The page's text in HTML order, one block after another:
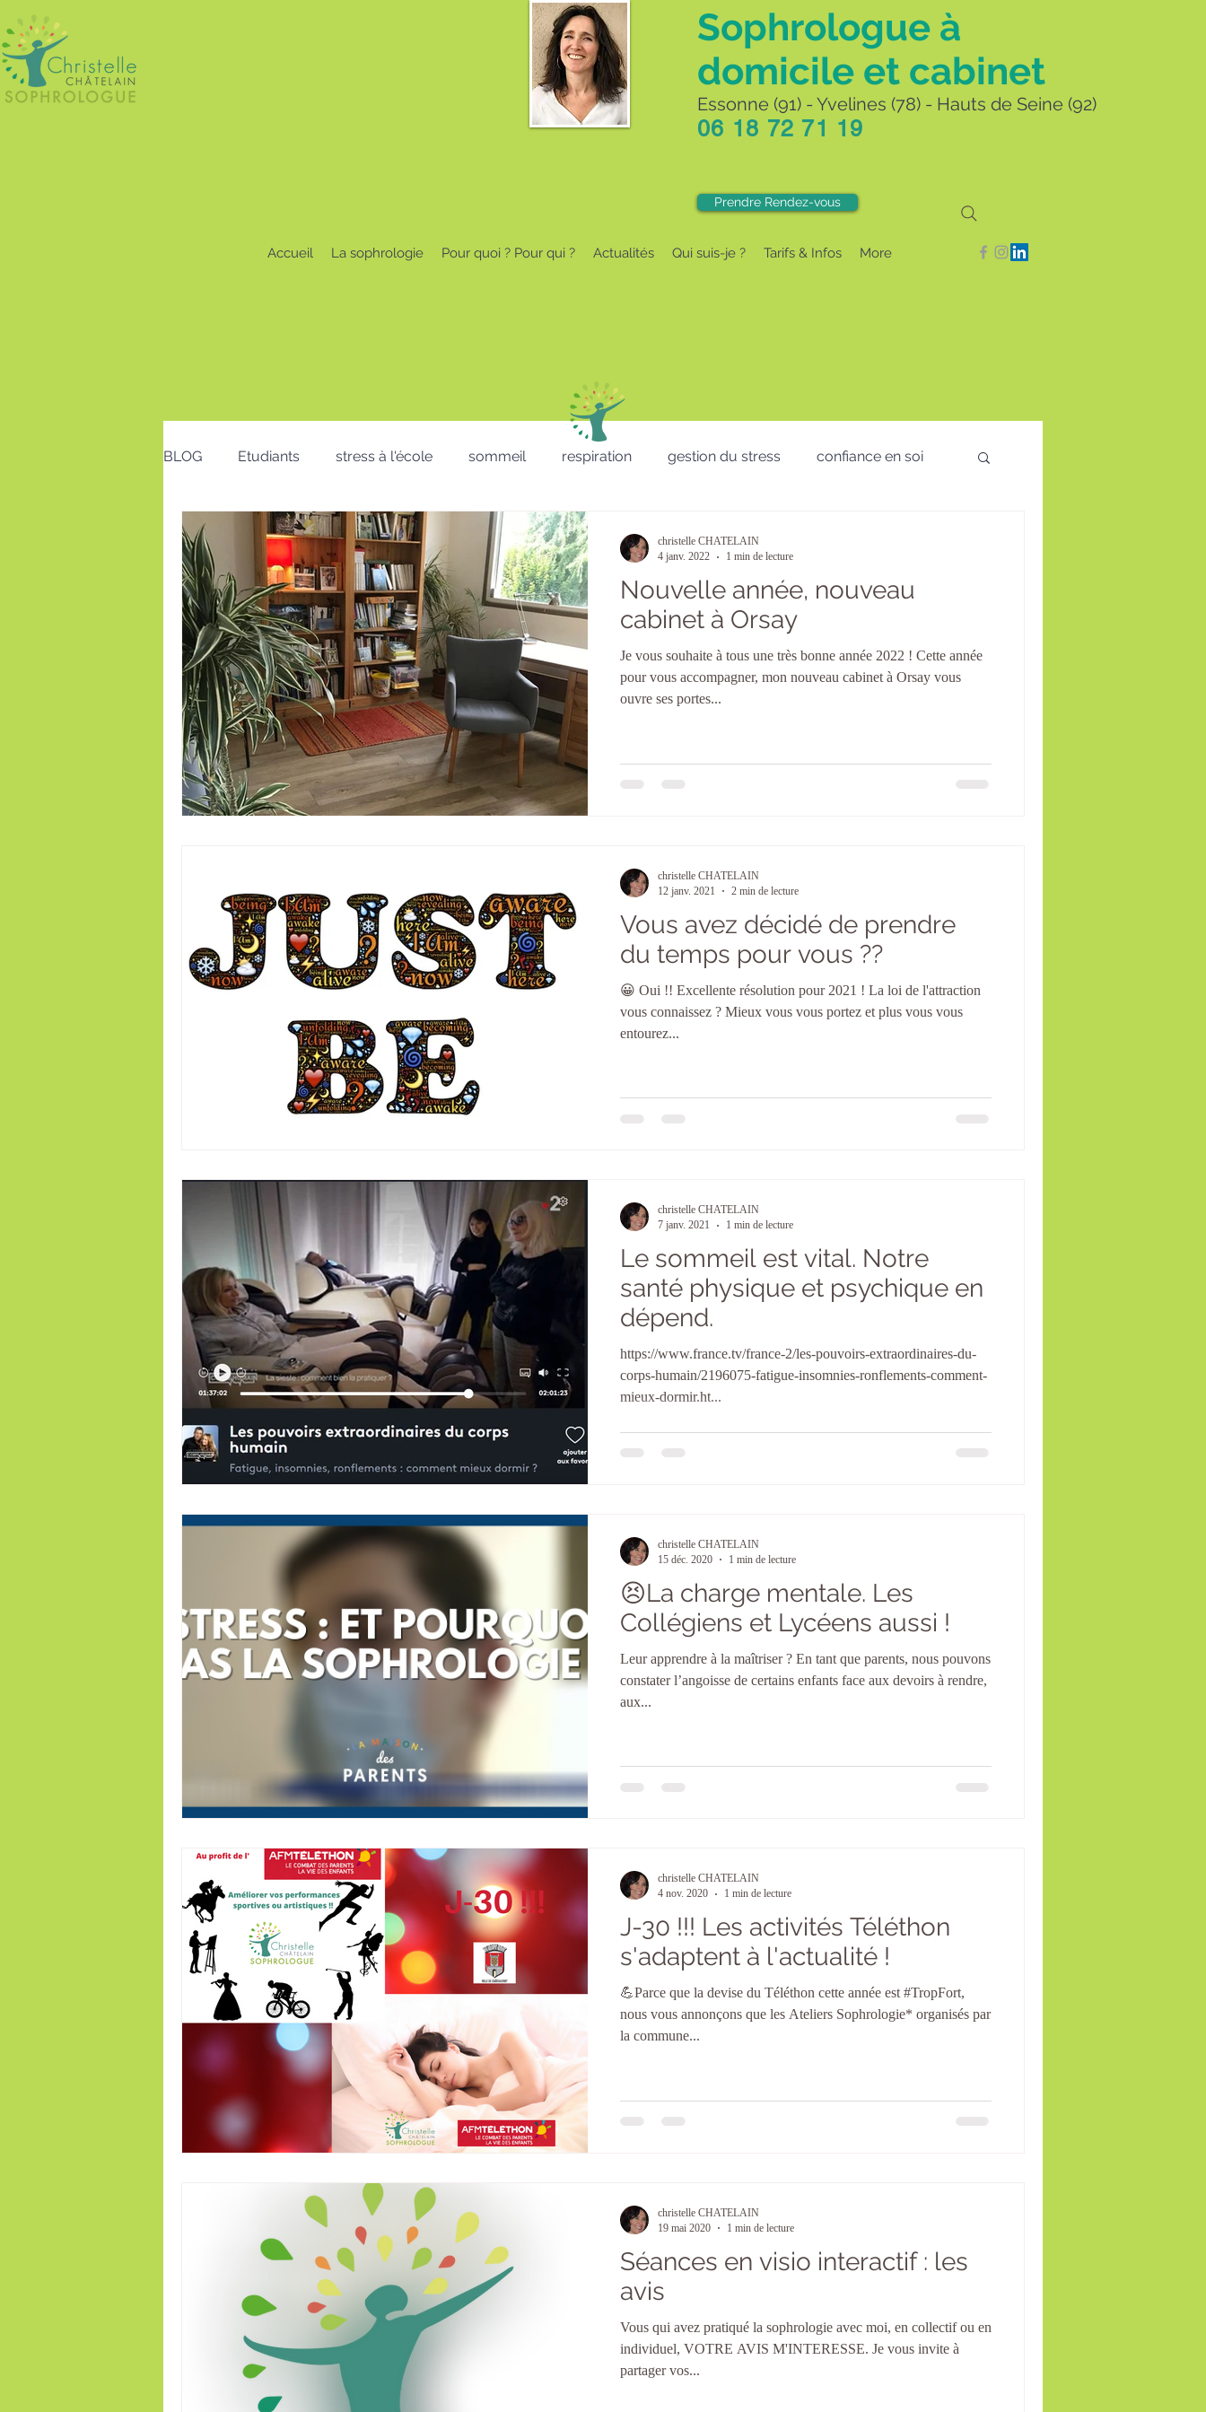
Sophrologue à
domicile et cabinet
Essonne (91) - Yvelines (78) - Hauts de Seine (92)
06 18 72 71 19
Prendre Rendez-vous
Accueil La sophrologie Pour quoi ? Pour qui ? Actualités Qui suis-je ? Tarifs & Infos More
BLOG Etudiants stress à l'école sommeil respiration gestion du stress confiance en soi
Emploi Bon cadeau RH - CSE - Formation - QVT
calendrier action positive Téléthon Enfants lâcher prise télétravail visio
postures au travail Voeux micro sieste Saint Valentin St valentin Santé Mentale
insomnie
Nouvelle année, nouveau
cabinet à Orsay
Je vous souhaite à tous une très bonne année 2022 ! Cette année
pour vous accompagner, mon nouveau cabinet à Orsay vous
ouvre ses portes...
christelle CHATELAIN
4 janv. 2022
1 min de lecture
Vous avez décidé de prendre
du temps pour vous ??
😀 Oui !! Excellente résolution pour 2021 ! La loi de l'attraction
vous connaissez ? Mieux vous vous portez et plus vous vous
entourez...
christelle CHATELAIN
12 janv. 2021
2 min de lecture
Le sommeil est vital. Notre
santé physique et psychique en
dépend.
https://www.france.tv/france-2/les-pouvoirs-extraordinaires-du-
corps-humain/2196075-fatigue-insomnies-ronflements-comment-
mieux-dormir.ht...
christelle CHATELAIN
7 janv. 2021
1 min de lecture
😣La charge mentale. Les
Collégiens et Lycéens aussi !
Leur apprendre à la maîtriser ? En tant que parents, nous pouvons
constater l’angoisse de certains enfants face aux devoirs à rendre,
aux...
christelle CHATELAIN
15 déc. 2020
1 min de lecture
J-30 !!! Les activités Téléthon
s'adaptent à l'actualité !
💪Parce que la devise du Téléthon cette année est #TropFort,
nous vous annonçons que les Ateliers Sophrologie* organisés par
la commune...
christelle CHATELAIN
4 nov. 2020
1 min de lecture
Séances en visio interactif : les
avis
Vous qui avez pratiqué la sophrologie avec moi, en collectif ou en
individuel, VOTRE AVIS M'INTERESSE. Je vous invite à
partager vos...
christelle CHATELAIN
19 mai 2020
1 min de lecture